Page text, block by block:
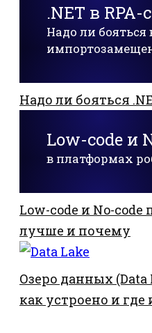
.NET в RPA-
Надо ли бояться
Надо ли бояться
Low-code и
в платформах
Low-code и No-code
лучше и почему
Озеро данных (Data
как устроено и где